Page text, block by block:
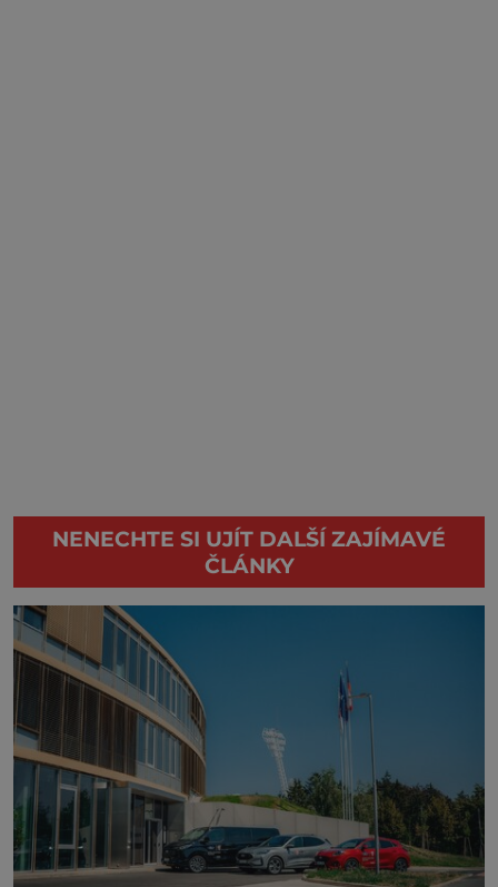
NENECHTE SI UJÍT DALŠÍ ZAJÍMAVÉ
ČLÁNKY